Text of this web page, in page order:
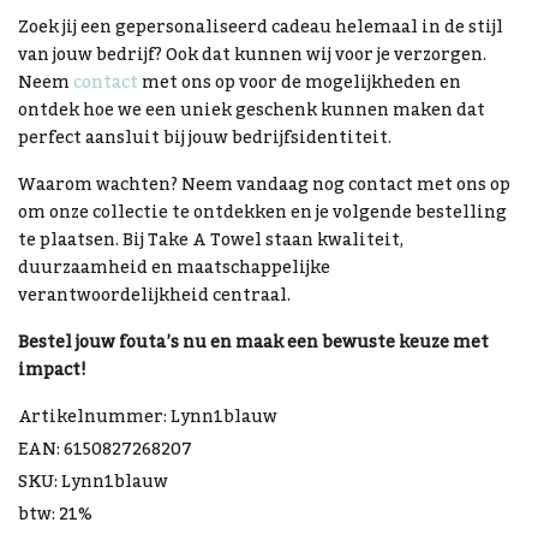
Zoek jij een gepersonaliseerd cadeau helemaal in de stijl
van jouw bedrijf? Ook dat kunnen wij voor je verzorgen.
Neemcontactmet ons op voor de mogelijkheden en
ontdek hoe we een uniek geschenk kunnen maken dat
perfect aansluit bij jouw bedrijfsidentiteit.
Waarom wachten? Neem vandaag nog contact met ons op
om onze collectie te ontdekken en je volgende bestelling
te plaatsen. Bij Take A Towel staan kwaliteit,
duurzaamheid en maatschappelijke
verantwoordelijkheid centraal.
Bestel jouw fouta’s nu en maak een bewuste keuze met
impact!
Artikelnummer: Lynn1blauw
EAN: 6150827268207
SKU: Lynn1blauw
btw: 21%